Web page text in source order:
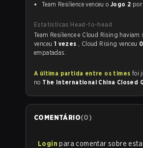
Team Resilience venceu o Jogo 2 por
Estatísticas Head-to-head
venceu 1 vezes , Cloud Rising venceu
empatadas.
A última partida entre os times
no The International China Closed
COMENTÁRIO(0)
Login para comentar sobre